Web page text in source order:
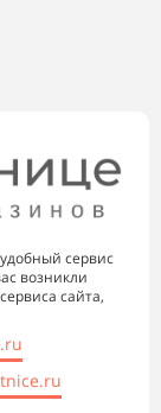
сервис
возникли
сайта,